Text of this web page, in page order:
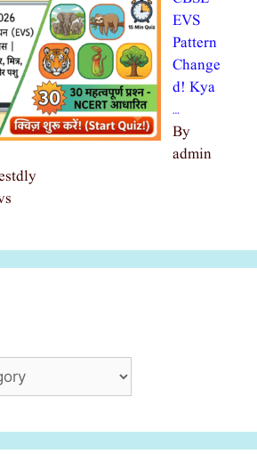
EVS
Pattern
Change
d! Kya
…
By
admin